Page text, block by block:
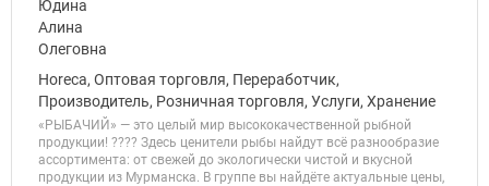
Horeca, Оптовая торговля, Переработчик,
Производитель, Розничная торговля, Услуги, Хранение
«РЫБАЧИЙ» — это целый мир высококачественной рыбной
продукции! ???? Здесь ценители рыбы найдут всё разнообразие
ассортимента: от свежей до экологически чистой и вкусной
продукции из Мурманска. В группе вы найдёте актуальные цены,